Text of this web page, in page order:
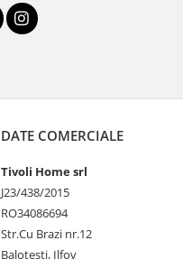
DATE COMERCIALE
Tivoli Home srl
J23/438/2015
RO34086694
Str.Cu Brazi nr.12
Balotesti, Ilfov